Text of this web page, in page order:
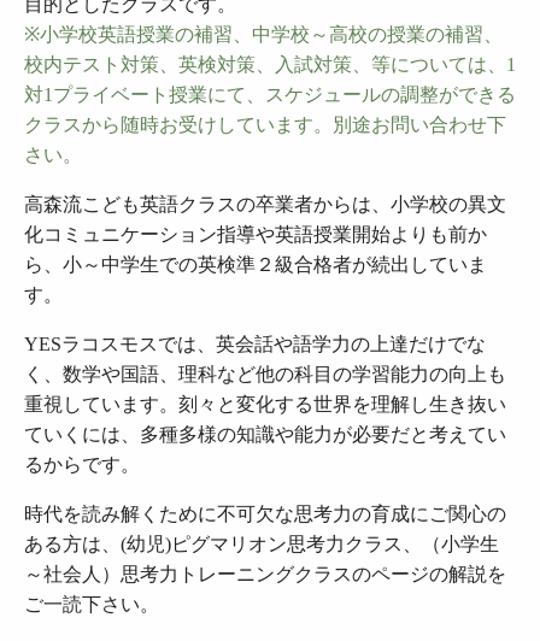
目的としたクラスです。
※小学校英語授業の補習、中学校～高校の授業の補習、
校内テスト対策、英検対策、入試対策、等については、1
対1プライベート授業にて、スケジュールの調整ができる
クラスから随時お受けしています。別途お問い合わせ下
さい。
高森流こども英語クラスの卒業者からは、小学校の異文
化コミュニケーション指導や英語授業開始よりも前か
ら、小～中学生での英検準２級合格者が続出していま
す。
YESラコスモスでは、英会話や語学力の上達だけでな
く、数学や国語、理科など他の科目の学習能力の向上も
重視しています。刻々と変化する世界を理解し生き抜い
ていくには、多種多様の知識や能力が必要だと考えてい
るからです。
時代を読み解くために不可欠な思考力の育成にご関心の
ある方は、(幼児)ピグマリオン思考力クラス、（小学生
～社会人）思考力トレーニングクラスのページの解説を
ご一読下さい。